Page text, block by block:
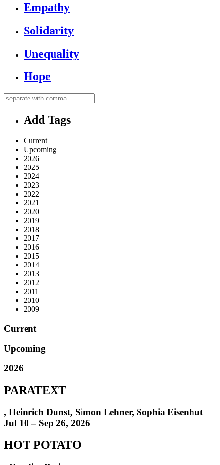
Empathy
Solidarity
Unequality
Hope
Add Tags
Current
Upcoming
2026
2025
2024
2023
2022
2021
2020
2019
2018
2017
2016
2015
2014
2013
2012
2011
2010
2009
Current
Upcoming
2026
PARATEXT
, Heinrich Dunst, Simon Lehner, Sophia Eisenhut
Jul 10 – Sep 26, 2026
HOT POTATO